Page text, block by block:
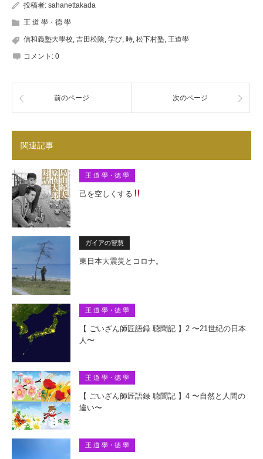
投稿者: sahanettakada
王 道 學・德 學
信和義塾大學校, 吉田松陰, 学び, 時, 松下村塾, 王道學
コメント: 0
前のページ 次のページ
関連記事
王 道 學・德 學
己を空しくする
ガイアの智慧
東日本大震災とコロナ。
王 道 學・德 學
【 ごいざん師匠語録 聴聞記 】2 〜21世紀の日本
人〜
王 道 學・德 學
【 ごいざん師匠語録 聴聞記 】4 〜自然と人間の
違い〜
王 道 學・德 學